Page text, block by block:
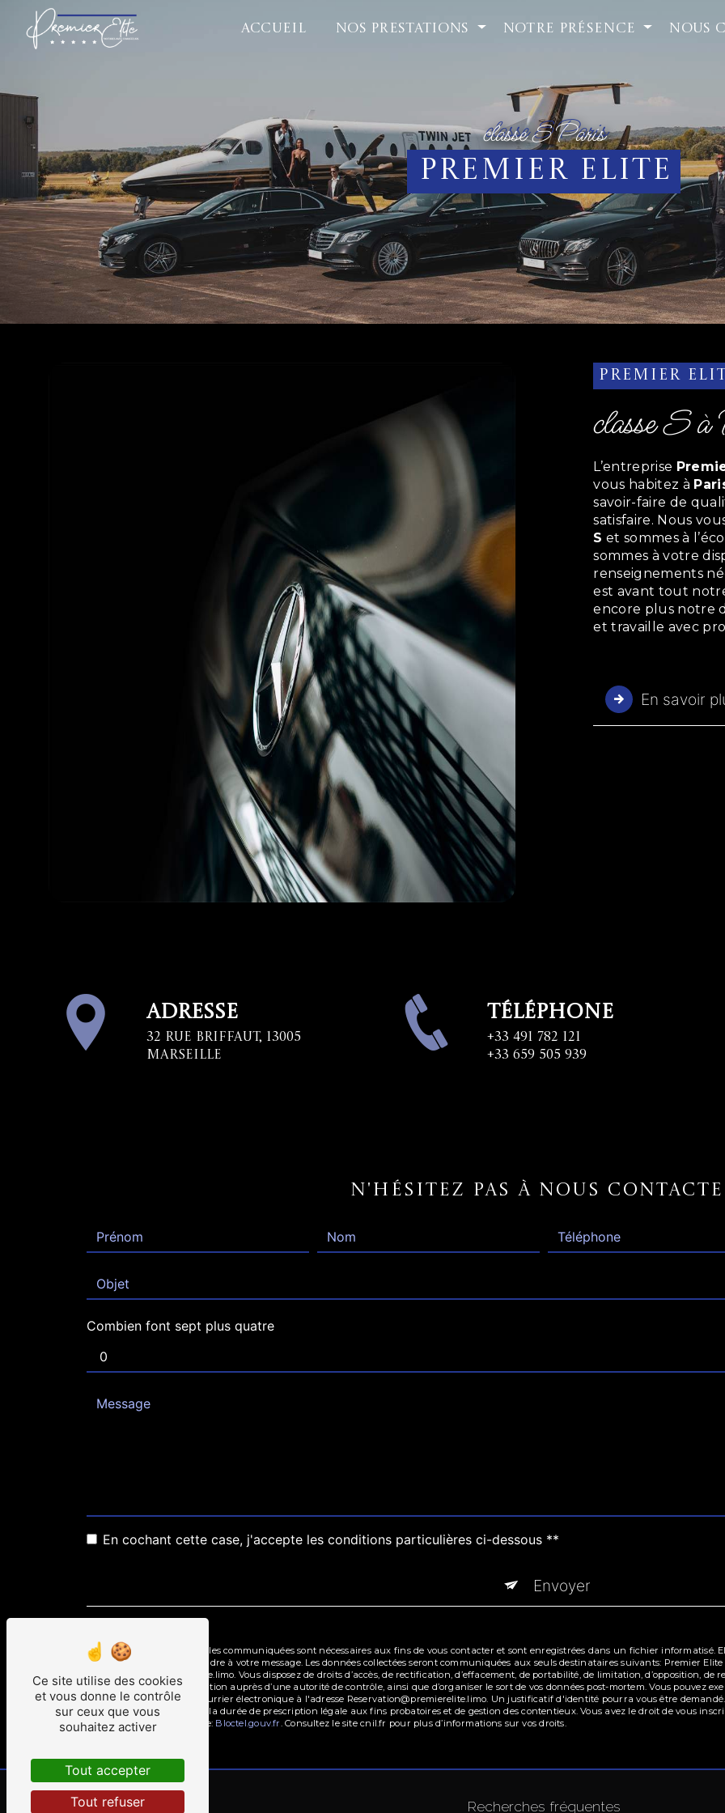
ACCUEIL NOS PRESTATIONS NOTRE PRÉSENCE NOUS
classe S Paris
Premier Elite
Premier
classe S
L’entreprise
vous habitez à
savoir-faire de
satisfaire. Nous
S et sommes à
sommes à votre
renseignements
est avant tout
encore plus notre
et travaille avec
En savoir
Adresse
32 Rue Briffaut, 13005
Marseille
Téléphone
+33 491 782 121
+33 659 505 939
N'hésitez pas à nous
Combien font sept plus quatre
En cochant cette case, j'accepte les conditions particulières ci-dessous **
Envoyer
** Les données personnelles communiquées sont nécessaires aux fins de vous contacter et sont enregistrées dans un fichier informatisé.
dans le seul but de répondre à votre message. Les données collectées seront communiquées aux seuls destinataires suivants: Premier
Reservation@premierelite.limo. Vous disposez de droits d’accès, de rectification, d’effacement, de portabilité, de limitation, d’opposition,
d’introduire une réclamation auprès d’une autorité de contrôle, ainsi que d’organiser le sort de vos données post-mortem. Vous pouvez
13005 Marseille ou par courrier électronique à l'adresse Reservation@premierelite.limo. Un justificatif d'identité pourra vous être
de contact puis pendant la durée de prescription légale aux fins probatoires et de gestion des contentieux. Vous avez le droit de vous
disponible à cette adresse: Bloctel.gouv.fr. Consultez le site cnil.fr pour plus d’informations sur vos droits.
Recherches fréquentes
Panneau de gestion des cookies
Ce site utilise des cookies
et vous donne le contrôle
sur ceux que vous
souhaitez activer
Tout accepter
Tout refuser